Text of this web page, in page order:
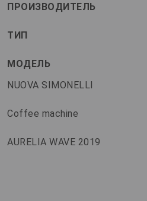
ПРОИЗВОДИТЕЛЬ
ТИП
МОДЕЛЬ
NUOVA SIMONELLI
Coffee machine
AURELIA WAVE 2019